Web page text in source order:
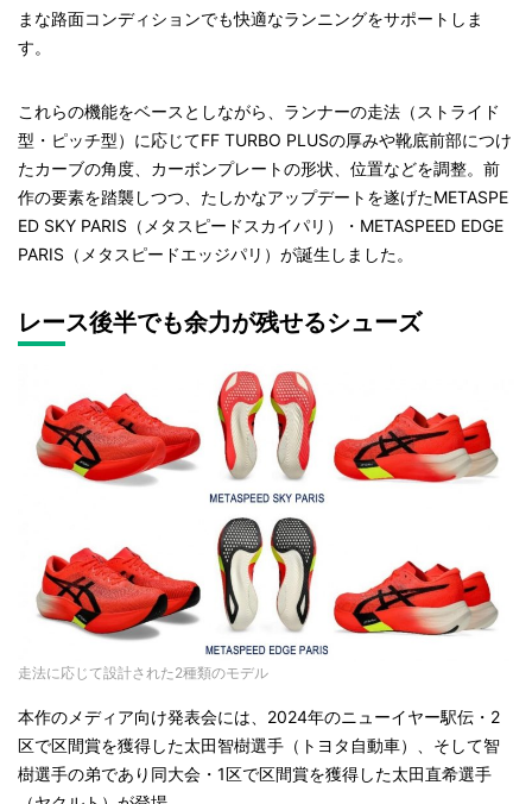
まな路面コンディションでも快適なランニングをサポートしま
す。
これらの機能をベースとしながら、ランナーの走法（ストライド
型・ピッチ型）に応じてFF TURBO PLUSの厚みや靴底前部につけ
たカーブの角度、カーボンプレートの形状、位置などを調整。前
作の要素を踏襲しつつ、たしかなアップデートを遂げたMETASPE
ED SKY PARIS（メタスピードスカイパリ）・METASPEED EDGE
PARIS（メタスピードエッジパリ）が誕生しました。
レース後半でも余力が残せるシューズ
走法に応じて設計された2種類のモデル
本作のメディア向け発表会には、2024年のニューイヤー駅伝・2
区で区間賞を獲得した太田智樹選手（トヨタ自動車）、そして智
樹選手の弟であり同大会・1区で区間賞を獲得した太田直希選手